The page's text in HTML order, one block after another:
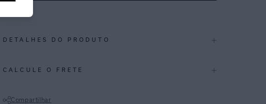
DETALHES DO PRODUTO
CALCULE O FRETE
Compartilhar